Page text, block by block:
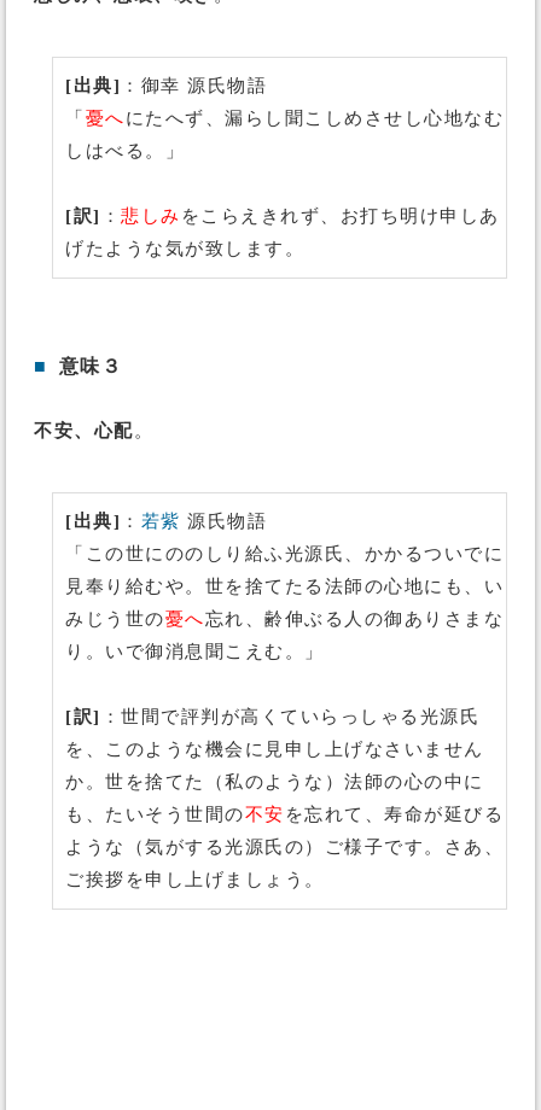
[出典] ：御幸 源氏物語
「 憂へにたへず、漏らし聞こしめさせし心地なむ
しはべる。」
[訳] ： 悲しみ をこらえきれず、お打ち明け申しあ
げたような気が致します。
■ 意味３
不安、心配。
[出典] ： 若紫 源氏物語
「この世にののしり給ふ光源氏、かかるついでに
見奉り給むや。世を捨てたる法師の心地にも、い
みじう世の憂へ忘れ、齢伸ぶる人の御ありさまな
り。いで御消息聞こえむ。」
[訳] ：世間で評判が高くていらっしゃる光源氏
を、このような機会に見申し上げなさいません
か。世を捨てた（私のような）法師の心の中に
も、たいそう世間の不安 を忘れて、寿命が延びる
ような（気がする光源氏の）ご様子です。さあ、
ご挨拶を申し上げましょう。